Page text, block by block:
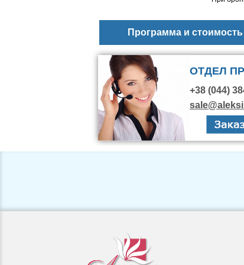
Программа и стоимость
ОТДЕЛ
+38 (044)